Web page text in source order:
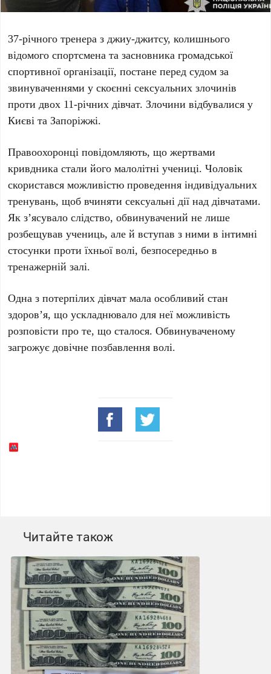
37-річного тренера з джиу-джитсу, колишнього
відомого спортсмена та засновника громадської
спортивної організації, постане перед судом за
звинуваченнями у скоєнні сексуальних злочинів
проти двох 11-річних дівчат. Злочини відбувалися у
Києві таЗапоріжжі.
Правоохоронці повідомляють, що жертвами
кривдника стали його малолітні учениці. Чоловік
скористався можливістю проведення індивідуальних
тренувань, щоб вчиняти сексуальні дії над дівчатами.
Як з’ясувало слідство, обвинувачений не лише
розбещував учениць, але й вступав з ними в інтимні
стосунки проти їхньої волі, безпосередньо в
тренажерній залі.
Одна з потерпілих дівчат мала особливий стан
здоров’я, що ускладнювало для неї можливість
розповісти про те, що сталося. Обвинуваченому
загрожує довічне позбавлення волі.
Читайте також